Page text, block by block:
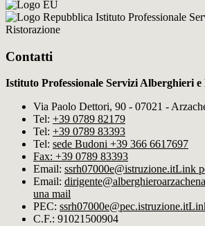
Istituto Professionale
Ristorazione
Contatti
Istituto Professionale Servizi Alberghieri e
Via Paolo Dettori, 90 - 07021 -
Tel: +39 0789 82179
Tel: +39 0789 83393
Tel: sede Budoni +39 366 6617697
Fax: +39 0789 83393
Email: ssrh07000e@istruzione.itLink
Email:
una mail
PEC: ssrh07000e@pec.istruzione.it
C.F.: 91021500904